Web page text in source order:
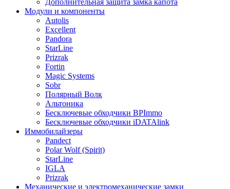
Дополнительная защита замка капота
Модули и компоненты
Autolis
Excellent
Pandora
StarLine
Prizrak
Fortin
Magic Systems
Sobr
Полярный Волк
Альтоника
Бесключевые обходчики BPImmo
Бесключевые обходчики iDATAlink
Иммобилайзеры
Pandect
Polar Wolf (Spirit)
StarLine
IGLA
Prizrak
Механические и электромеханические замки